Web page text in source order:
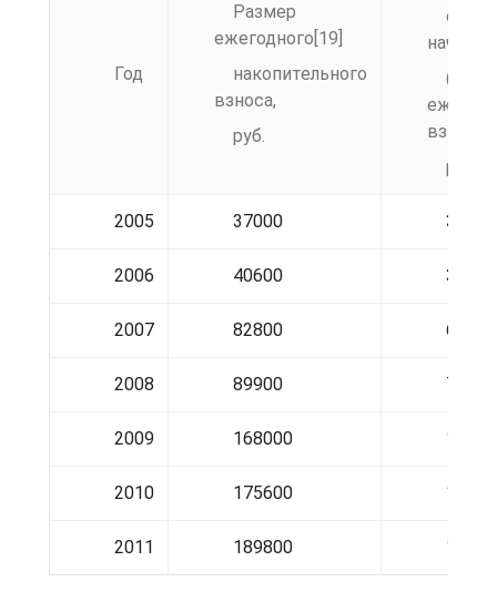
Год
Размер
ежегодного[19]
накопительного
взноса,
руб.
(1/
взноса),
руб.
2005 37000
2006 40600
2007 82800
2008 89900
2009 168000
2010 175600
2011 189800